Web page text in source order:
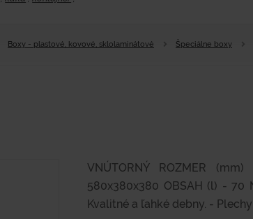
Boxy - plastové, kovové, sklolaminátové Špeciálne boxy
VNÚTORNÝ ROZMER
580x380x380 OBSAH (l) - 70
Kvalitné a ľahké debny. -